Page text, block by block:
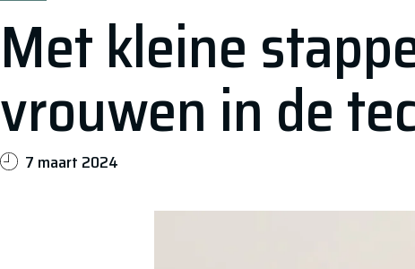
Met kleine
vrouwen in de
7 maart 2024